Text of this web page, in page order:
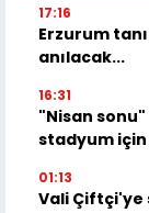
17:16
Erzurum
anılacak...
16:31
"Nisan
stadyum
01:13
Vali Çiftçi'ye